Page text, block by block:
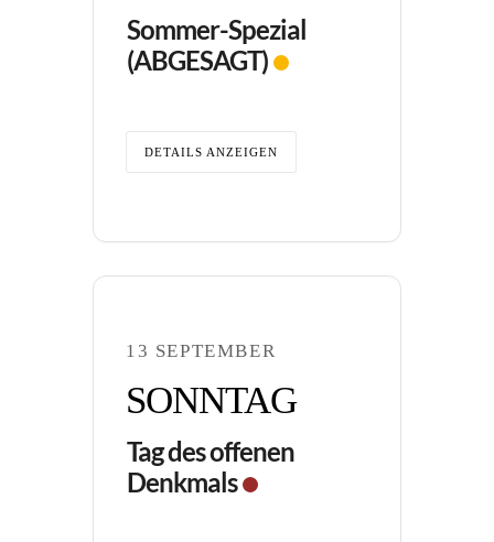
Sommer-Spezial
(ABGESAGT)
DETAILS ANZEIGEN
13 SEPTEMBER
SONNTAG
Tag des offenen
Denkmals